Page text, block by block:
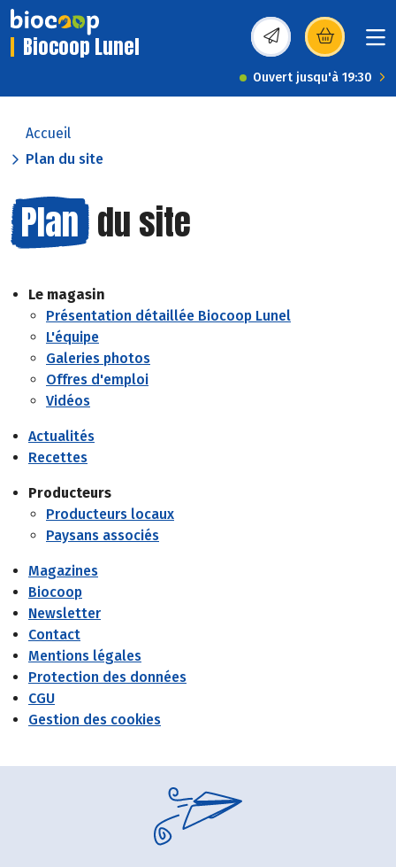
Biocoop Lunel (s’ouvre dans une
Ouvert jusqu'à 19:30
Accueil
Plan du site
Plan du site
Le magasin
Présentation détaillée Biocoop Lunel
L'équipe
Galeries photos
Offres d'emploi
Vidéos
Actualités
Recettes
Producteurs
Producteurs locaux
Paysans associés
Magazines
Biocoop
Newsletter
Contact
Mentions légales
Protection des données
CGU
Gestion des cookies